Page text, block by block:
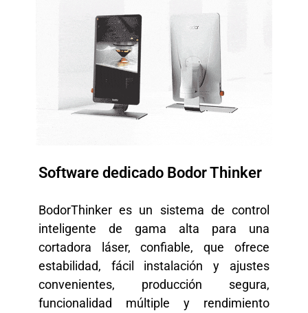
Software dedicado Bodor Thinker
BodorThinker es un sistema de control
inteligente de gama alta para una
cortadora láser, confiable, que ofrece
estabilidad, fácil instalación y ajustes
convenientes, producción segura,
funcionalidad múltiple y rendimiento